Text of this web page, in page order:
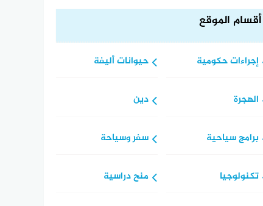
أقسام الموقع
إجراءات حكومية
الهجرة
برامج سياحية
تكنولوجيا
حيوانات أليفة
دين
سفر وسياحة
منح دراسية